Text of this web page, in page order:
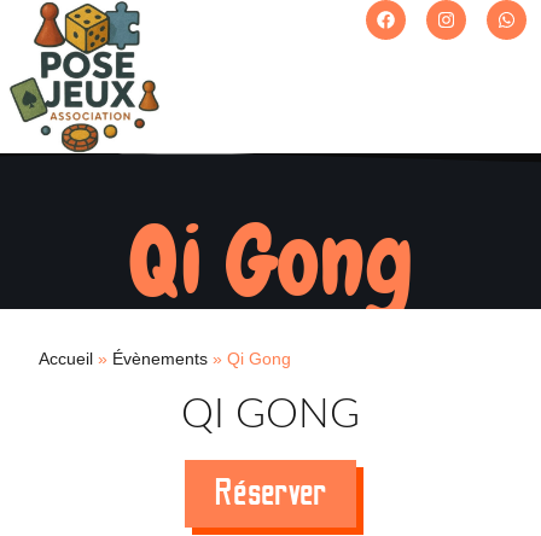
Qi Gong
Accueil » Évènements » Qi Gong
QI GONG
Réserver